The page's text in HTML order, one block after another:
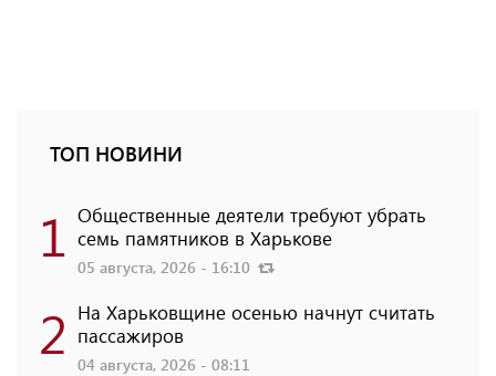
ТОП НОВИНИ
1 Общественные деятели требуют убрать
семь памятников в Харькове
05 августа, 2026 - 16:10
2 На Харьковщине осенью начнут считать
пассажиров
04 августа, 2026 - 08:11